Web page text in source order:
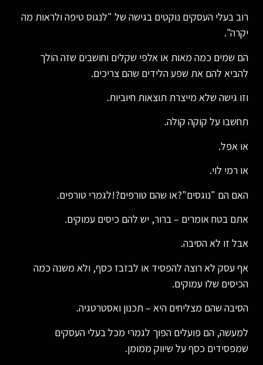
רוב בעלי העסקים נוקטים בגישה של "לנגוס טיפה ולראות מה
יקרה".
הם שמים כמה מאות או אלפי שקלים וחושבים שזה הולך
להביא להם את שפע הלידים שהם צריכים.
וזו גישה שלא מייצרת תוצאות חיוביות.
תחשבו על קוקה קולה.
או אפל.
או רמי לוי.
האם הם "נוגסים"?או שהם טורפים?!לגמרי טורפים.
אתם בטח אומרים – ברור, יש להם כיסים עמוקים.
אבל זו לא הסיבה.
אף עסק לא רוצה להפסיד או לבזבז כסף, ולא משנה כמה
הכיסים שלו עמוקים.
הסיבה שהם מצליחים היא – תכנון ואסטרטגיה.
למעשה, הם פועלים הפוך לגמרי מכל בעלי העסקים
שמפסידים כסף על שיווק ממומן.